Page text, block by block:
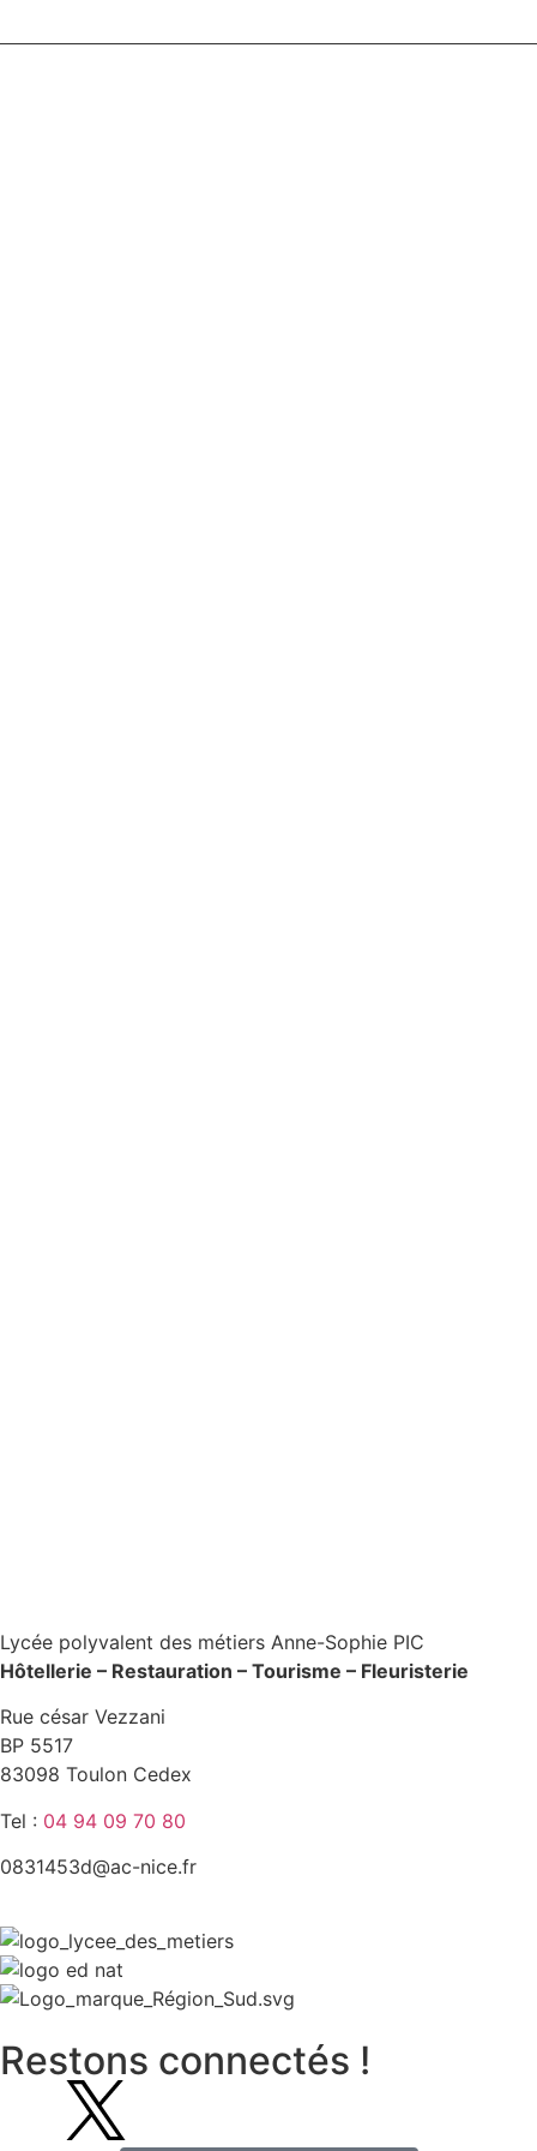
Lycée polyvalent des métiers Anne-Sophie PIC
Hôtellerie – Restauration – Tourisme – Fleuristerie
Rue césar Vezzani
BP 5517
83098 Toulon Cedex
Tel : 04 94 09 70 80
0831453d@ac-nice.fr
Restons connectés !